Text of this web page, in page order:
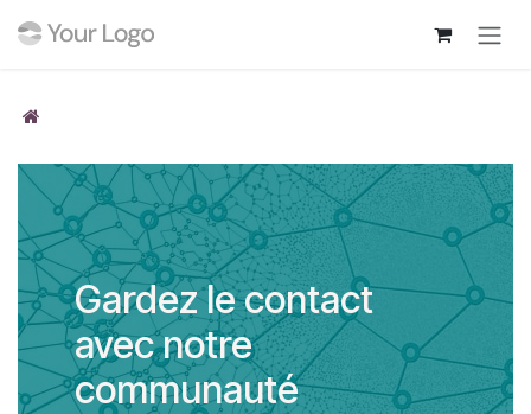
Gardez le contact
avec notre
communauté